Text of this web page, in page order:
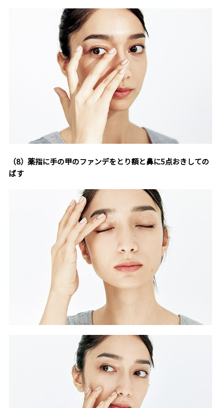
（8）薬指に手の甲のファンデをとり額と鼻に5点おきしての
ばす